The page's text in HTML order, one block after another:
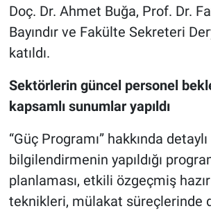
Doç. Dr. Ahmet Buğa, Prof. Dr.
Bayındır ve Fakülte Sekreteri
katıldı.
Sektörlerin güncel personel
kapsamlı sunumlar yapıldı
“Güç Programı” hakkında detaylı
bilgilendirmenin yapıldığı
planlaması, etkili özgeçmiş
teknikleri, mülakat süreçlerinde